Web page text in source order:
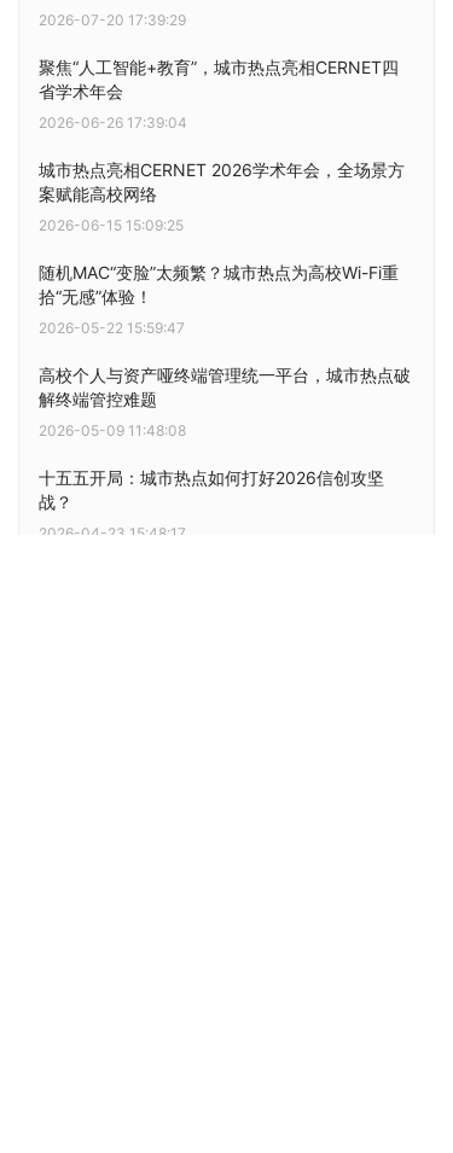
2026-07-20 17:39:29
聚焦“人工智能+教育”，城市热点亮相CERNET四
省学术年会
2026-06-26 17:39:04
城市热点亮相CERNET 2026学术年会，全场景方
案赋能高校网络
2026-06-15 15:09:25
随机MAC“变脸”太频繁？城市热点为高校Wi-Fi重
拾“无感”体验！
2026-05-22 15:59:47
高校个人与资产哑终端管理统一平台，城市热点破
解终端管控难题
2026-05-09 11:48:08
十五五开局：城市热点如何打好2026信创攻坚
战？
2026-04-23 15:48:17